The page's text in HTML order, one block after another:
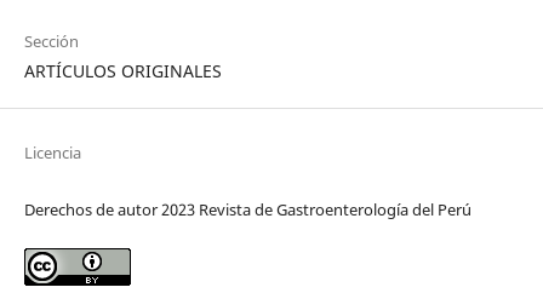
Sección
ARTÍCULOS ORIGINALES
Licencia
Derechos de autor 2023 Revista de Gastroenterología del Perú